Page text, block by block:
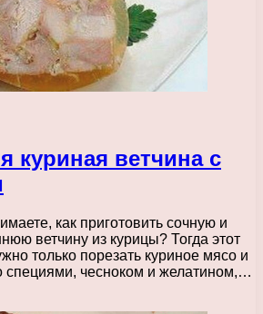
куриная ветчина с
как приготовить сочную и
ветчину из курицы? Тогда этот
только порезать куриное мясо и
специями, чесноком и желатином,…